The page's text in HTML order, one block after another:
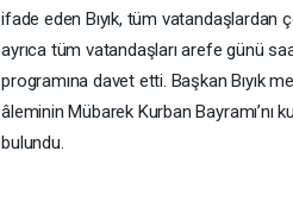
ifade eden Bıyık, tüm vatandaşlardan
ayrıca tüm vatandaşları arefe günü
programına davet etti. Başkan Bıyık
âleminin Mübarek Kurban Bayramı’nı
bulundu.